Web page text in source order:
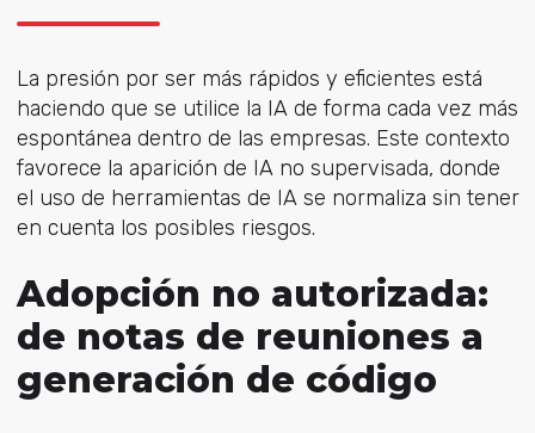
La presión por ser más rápidos y eficientes está
haciendo que se utilice la IA de forma cada vez más
espontánea dentro de las empresas. Este contexto
favorece la aparición de IA no supervisada, donde
el uso de herramientas de IA se normaliza sin tener
en cuenta los posibles riesgos.
Adopción no autorizada:
de notas de reuniones a
generación de código